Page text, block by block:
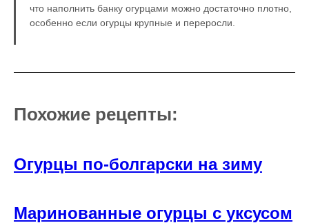
что наполнить банку огурцами можно достаточно плотно,
особенно если огурцы крупные и переросли.
Похожие рецепты:
Огурцы по-болгарски на зиму
Маринованные огурцы с уксусом